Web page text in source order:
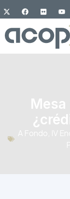
A Fondo IV